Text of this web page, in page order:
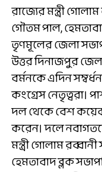
রাজ্যের মন্ত্রী
গৌতম পাল,
তৃণমূলের জেলা
উত্তর দিনাজপুর
বর্মনকে এদিন
কংগ্রেস নেতৃত্বরা।
দল থেকে বেশ
করেন। দলে
মন্ত্রী গোলাম
হেমতাবাদ ব্লক